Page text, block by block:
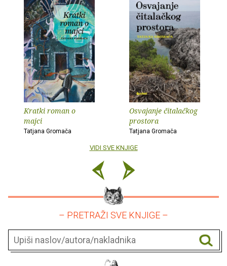
Kratki roman o
majci
Tatjana Gromača
Osvajanje čitalačkog
prostora
Tatjana Gromača
VIDI SVE KNJIGE
– PRETRAŽI SVE KNJIGE –